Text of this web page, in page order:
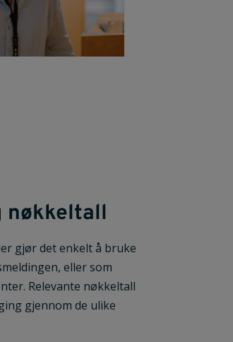
nøkkeltall
gjør det enkelt å bruke
eller som
Relevante nøkkeltall
gjennom de ulike